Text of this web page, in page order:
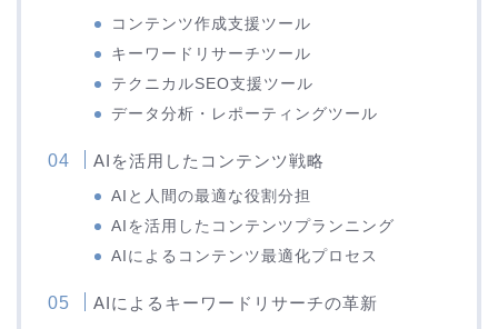
コンテンツ作成支援ツール
キーワードリサーチツール
テクニカルSEO支援ツール
データ分析・レポーティングツール
AIを活用したコンテンツ戦略
AIと人間の最適な役割分担
AIを活用したコンテンツプランニング
AIによるコンテンツ最適化プロセス
AIによるキーワードリサーチの革新